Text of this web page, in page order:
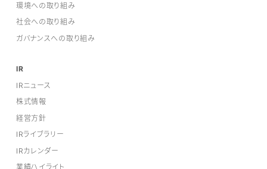
環境への取り組み
社会への取り組み
ガバナンスへの取り組み
IR
IRニュース
株式情報
経営方針
IRライブラリー
IRカレンダー
業績ハイライト